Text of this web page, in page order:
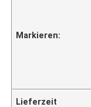
Markieren:
Lieferzeit